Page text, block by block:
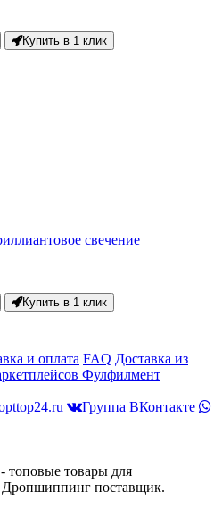
Купить в 1 клик
свечение
Купить в 1 клик
и оплата FAQ Доставка из
Фулфилмент
Группа ВКонтакте
топовые товары для
Дропшиппинг поставщик.